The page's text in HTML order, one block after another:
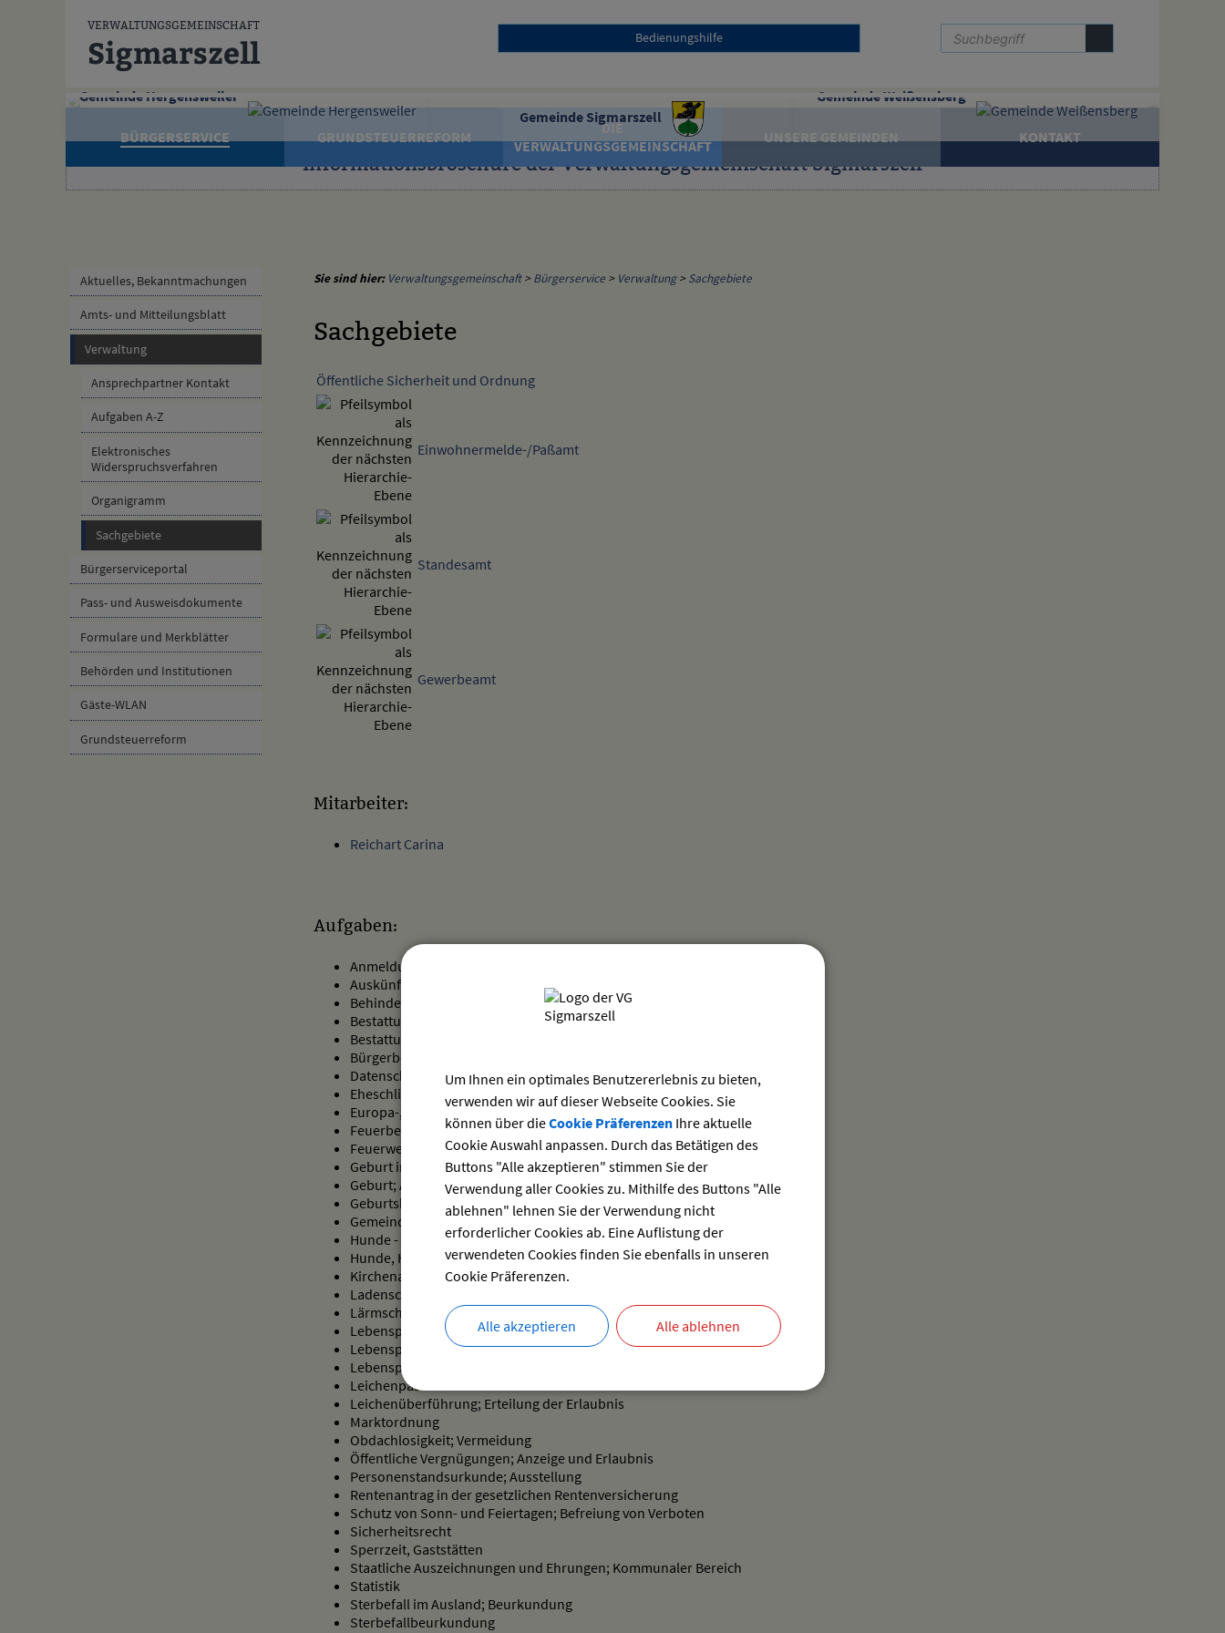
VERWALTUNGSGEMEINSCHAFT
Sigmarszell Bedienungshilfe
Gemeinde Hergensweiler
Gemeinde Sigmarszell
Gemeinde Weißensberg
BÜRGERSERVICE GRUNDSTEUERREFORM
DIE
VERWALTUNGSGEMEINSCHAFT
UNSERE GEMEINDEN KONTAKT
Informationsbroschüre der Verwaltungsgemeinschaft Sigmarszell
Aktuelles, Bekanntmachungen
Amts- und Mitteilungsblatt
Verwaltung
Ansprechpartner Kontakt
Aufgaben A-Z
Elektronisches
Widerspruchsverfahren
Organigramm
Sachgebiete
Bürgerserviceportal
Pass- und Ausweisdokumente
Formulare und Merkblätter
Behörden und Institutionen
Gäste-WLAN
Grundsteuerreform
Sie sind hier: Verwaltungsgemeinschaft>Bürgerservice > Verwaltung>Sachgebiete
Sachgebiete
Öffentliche Sicherheit und Ordnung
Einwohnermelde-/Paßamt
Standesamt
Gewerbeamt
Mitarbeiter:
Reichart Carina
Aufgaben:
Anmeldung der Eheschließung
Auskünfte in sozialen Angelegenheiten
Behindertenparkplatzausweis
Bestattungsrecht
Bestattungswesen; Überführungserlaubnis
Bürgerbegehren und Bürgerentscheide
Datenschutzbeauftragter
Eheschließung im In- und Ausland
Europa-, Bundestags- und Landtagswahlen
Feuerbeschau, Verordnung
Feuerwerk; Anzeige oder Genehmigung des Abbrennens
Geburt im Ausland; Beurkundung
Geburt; Anzeige
Geburtsbeurkundung
Gemeindewahlen
Hunde - Maulkorbzwang und Anleinpflicht
Hunde, Halten von Hunden mit gesteigerter Aggressivität und Gefährlichkeit
Kirchenaustritt
Ladenschluss
Lärmschutz; Verordnungen
Lebenspartnerschaft; Anmeldung
Lebenspartnerschaft; Begründung im In- und Ausland
Lebenspartnerschaftsname
Leichenpass
Leichenüberführung; Erteilung der Erlaubnis
Marktordnung
Obdachlosigkeit; Vermeidung
Öffentliche Vergnügungen; Anzeige und Erlaubnis
Personenstandsurkunde; Ausstellung
Rentenantrag in der gesetzlichen Rentenversicherung
Schutz von Sonn- und Feiertagen; Befreiung von Verboten
Sicherheitsrecht
Sperrzeit, Gaststätten
Staatliche Auszeichnungen und Ehrungen; Kommunaler Bereich
Statistik
Sterbefall im Ausland; Beurkundung
Sterbefallbeurkundung
Um Ihnen ein optimales Benutzererlebnis zu bieten,
verwenden wir auf dieser Webseite Cookies. Sie
können über dieCookie PräferenzenIhre aktuelle
Cookie Auswahl anpassen. Durch das Betätigen des
Buttons "Alle akzeptieren" stimmen Sie der
Verwendung aller Cookies zu. Mithilfe des Buttons "Alle
ablehnen" lehnen Sie der Verwendung nicht
erforderlicher Cookies ab. Eine Auflistung der
verwendeten Cookies finden Sie ebenfalls in unseren
Cookie Präferenzen.
Alle akzeptieren Alle ablehnen